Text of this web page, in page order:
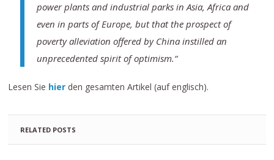
power plants and industrial parks in Asia, Africa and
even in parts of Europe, but that the prospect of
poverty alleviation offered by China instilled an
unprecedented spirit of optimism.“
Lesen Sie hier den gesamten Artikel (auf englisch).
RELATED POSTS